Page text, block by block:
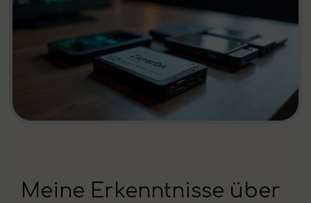
Meine Erkenntnisse über